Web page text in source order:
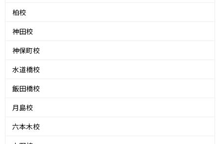
柏校
神田校
神保町校
水道橋校
飯田橋校
月島校
六本木校